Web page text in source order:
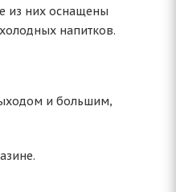
из них оснащены
напитков.
и большим,